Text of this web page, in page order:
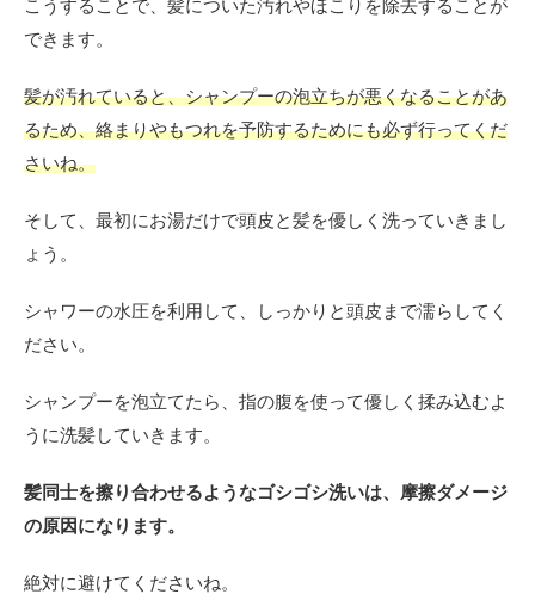
こうすることで、髪についた汚れやほこりを除去することが
できます。
髪が汚れていると、シャンプーの泡立ちが悪くなることがあ
るため、絡まりやもつれを予防するためにも必ず行ってくだ
さいね。
そして、最初にお湯だけで頭皮と髪を優しく洗っていきまし
ょう。
シャワーの水圧を利用して、しっかりと頭皮まで濡らしてく
ださい。
シャンプーを泡立てたら、指の腹を使って優しく揉み込むよ
うに洗髪していきます。
髪同士を擦り合わせるようなゴシゴシ洗いは、摩擦ダメージ
の原因になります。
絶対に避けてくださいね。